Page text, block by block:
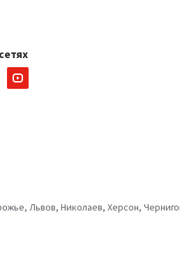
Львов, Николаев, Херсон,